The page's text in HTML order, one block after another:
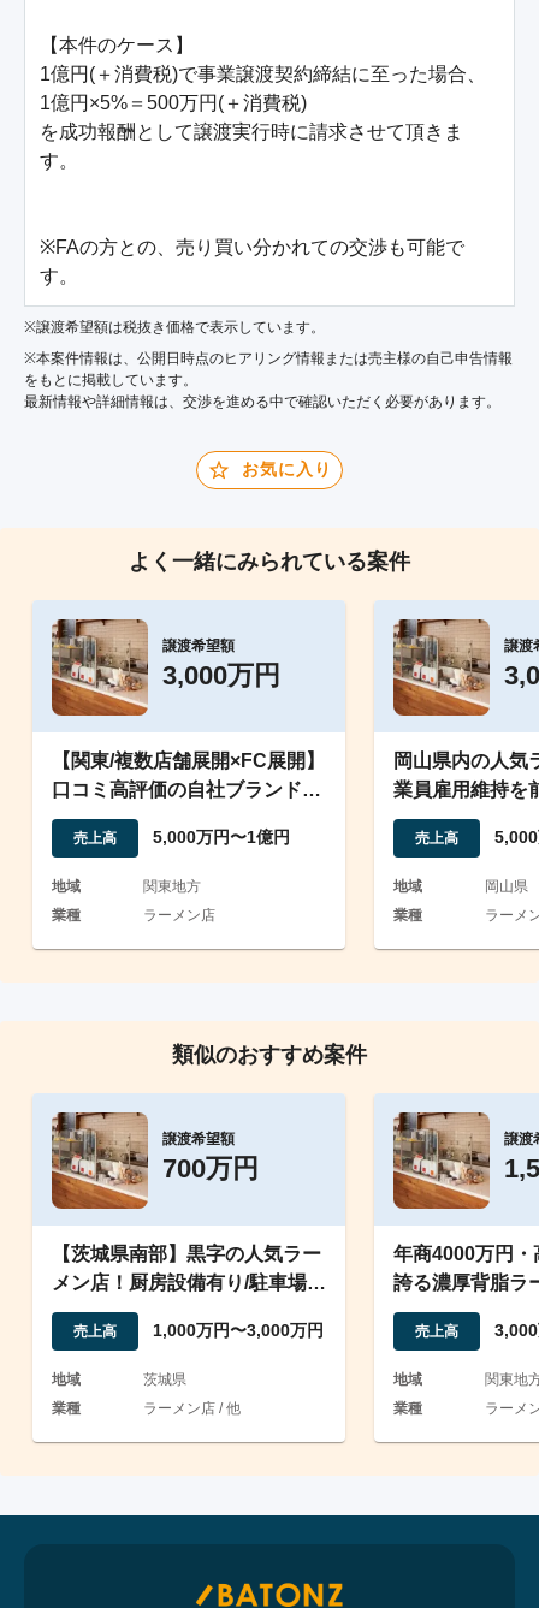
【本件のケース】
1億円(＋消費税)で事業譲渡契約締結に至った場合、
1億円×5%＝500万円(＋消費税)
を成功報酬として譲渡実行時に請求させて頂きま
す。
※FAの方との、売り買い分かれての交渉も可能で
す。
※譲渡希望額は税抜き価格で表示しています。
※本案件情報は、公開日時点のヒアリング情報または売主様の自己申告情報
をもとに掲載しています。
最新情報や詳細情報は、交渉を進める中で確認いただく必要があります。
お気に入り
よく一緒にみられている案件
譲渡希望額
3,000万円
【関東/複数店舗展開×FC展開】
口コミ高評価の自社ブランド豚
骨ラーメン店
売上高 5,000万円〜1億円
地域
関東地方
業種
ラーメン店
譲渡
岡山県内の人気
業員雇用維持を
譲渡案件
売上高
地域
岡山県
業種
ラーメ
類似のおすすめ案件
譲渡希望額
700万円
【茨城県南部】黒字の人気ラー
メン店！厨房設備有り/駐車場完
備
売上高 1,000万円〜3,000万円
地域
茨城県
業種
ラーメン店 / 他
譲渡
年商4000万円
誇る濃厚背脂ラ
売上高
地域
関東地
業種
ラーメ